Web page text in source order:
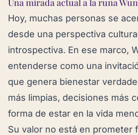
Una mirada actual a la runa
Hoy, muchas personas se
desde una perspectiva
introspectiva. En ese marco,
entenderse como una
que genera bienestar
más limpias, decisiones más
forma de estar en la vida
Su valor no está en prometer